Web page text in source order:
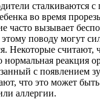
сталкиваются с
во время
часто вызывает
поводу могут
Некоторые считают,
реакция
с появлением
что это может
аллергии.